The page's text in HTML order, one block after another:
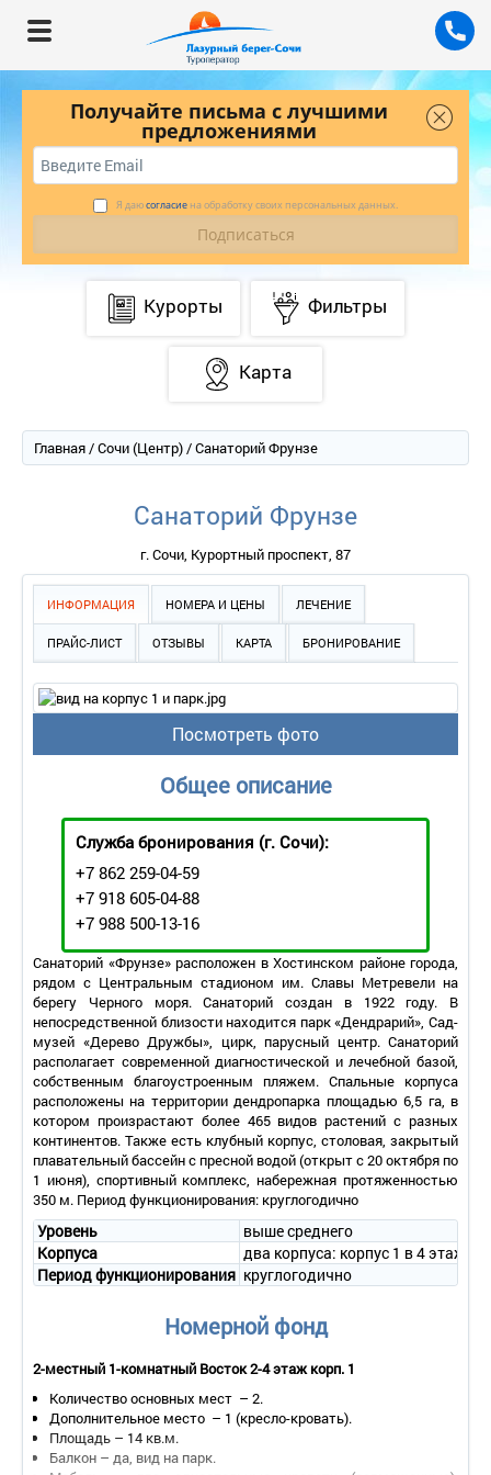
Получайте письма с лучшими
предложениями
Я даюсогласие на обработку своих персональных данных.
Курорты Фильтры
Карта
Главная/Сочи (Центр)/ Санаторий Фрунзе
Санаторий Фрунзе
г. Сочи, Курортный проспект, 87
ИНФОРМАЦИЯ НОМЕРА И ЦЕНЫ ЛЕЧЕНИЕ
ПРАЙС-ЛИСТ ОТЗЫВЫ КАРТА БРОНИРОВАНИЕ
Посмотреть фото
Общее описание
Служба бронирования (г. Сочи):
+7 862 259-04-59
+7 918 605-04-88
+7 988 500-13-16
Санаторий «Фрунзе» расположен в Хостинском районе города,
рядом с Центральным стадионом им. Славы Метревели на
берегу Черного моря. Санаторий создан в 1922 году. В
непосредственной близости находится парк «Дендрарий», Сад-
музей «Дерево Дружбы», цирк, парусный центр. Санаторий
располагает современной диагностической и лечебной базой,
собственным благоустроенным пляжем. Спальные корпуса
расположены на территории дендропарка площадью 6,5 га, в
котором произрастают более 465 видов растений с разных
континентов. Также есть клубный корпус, столовая, закрытый
плавательный бассейн с пресной водой (открыт с 20 октября по
1 июня), спортивный комплекс, набережная протяженностью
350 м. Период функционирования: круглогодично
Уровень
выше среднего
Корпуса
два корпуса: корпус 1 в 4 этажа
Период функционирования круглогодично
Номерной фонд
2-местный 1-комнатный Восток 2-4 этаж корп. 1
Количество основных мест – 2.
Дополнительное место – 1 (кресло-кровать).
Площадь – 14 кв.м.
Балкон – да, вид на парк.